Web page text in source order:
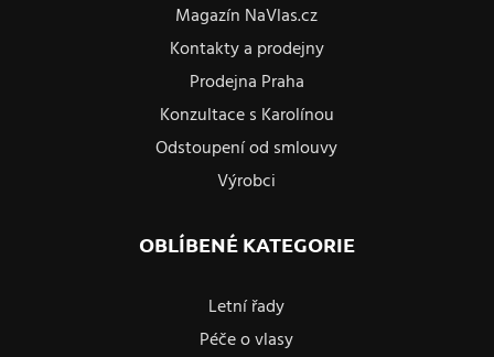
Magazín NaVlas.cz
Kontakty a prodejny
Prodejna Praha
Konzultace s Karolínou
Odstoupení od smlouvy
Výrobci
OBLÍBENÉ KATEGORIE
Letní řady
Péče o vlasy